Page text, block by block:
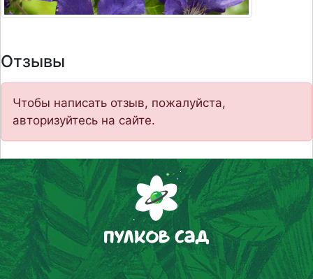
Отзывы
Чтобы написать отзыв, пожалуйста,
авторизуйтесь на сайте.